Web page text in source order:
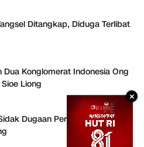
Ditangkap, Diduga Terlibat
Dua Konglomerat Indonesia Ong
Liong
Dugaan Perakitan HP
×